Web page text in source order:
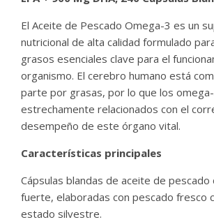
El Aceite de Pescado Omega-3 es un
nutricional de alta calidad formulado
grasos esenciales clave para el
organismo. El cerebro humano está
parte por grasas, por lo que los
estrechamente relacionados con el
desempeño de este órgano vital.
Características principales
Cápsulas blandas de aceite de
fuerte, elaboradas con pescado fresco
estado silvestre.